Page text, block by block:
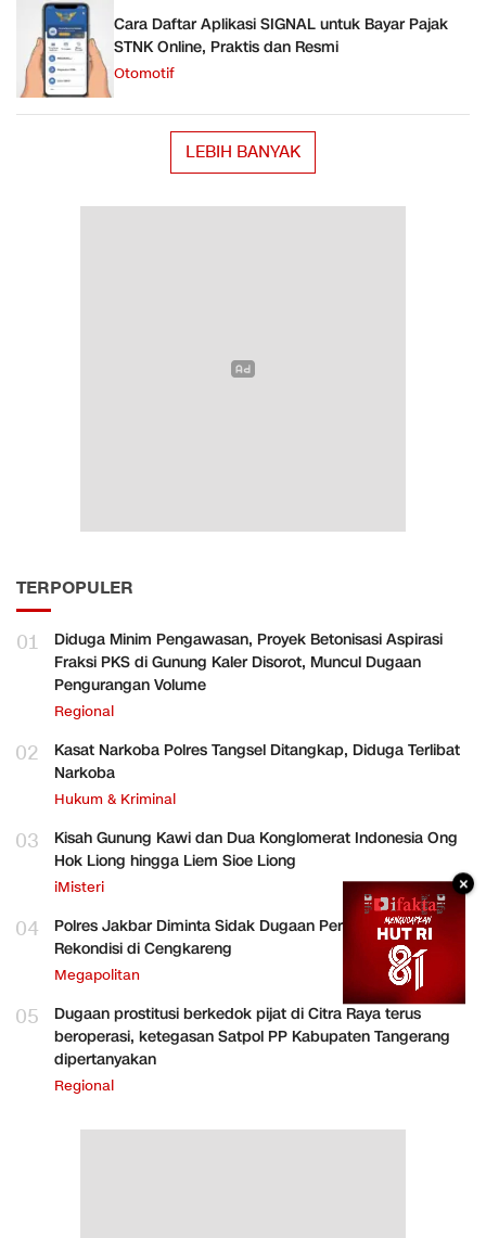
Cara Daftar Aplikasi SIGNAL untuk Bayar Pajak
STNK Online, Praktis dan Resmi
Otomotif
LEBIH BANYAK
TERPOPULER
01
Diduga Minim Pengawasan, Proyek Betonisasi Aspirasi
Fraksi PKS di Gunung Kaler Disorot, Muncul Dugaan
Pengurangan Volume
Regional
02
Kasat Narkoba Polres Tangsel Ditangkap, Diduga Terlibat
Narkoba
Hukum & Kriminal
03
Kisah Gunung Kawi dan Dua Konglomerat Indonesia Ong
Hok Liong hingga Liem Sioe Liong
iMisteri
04
Polres Jakbar Diminta Sidak Dugaan Perakitan HP
Rekondisi di Cengkareng
Megapolitan
05
Dugaan prostitusi berkedok pijat di Citra Raya terus
beroperasi, ketegasan Satpol PP Kabupaten Tangerang
dipertanyakan
Regional
×